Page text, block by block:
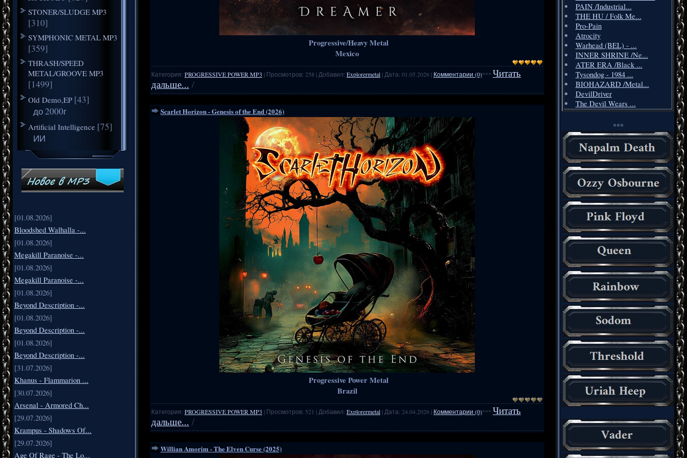
STONER/SLUDGE MP3
[310]
SYMPHONIC METAL MP3
[359]
THRASH/SPEED
METAL/GROOVE MP3
[1499]
Old Demo,EP [43]
до 2000г
Artificial Intelligence [75]
ИИ
[01.08.2026]
Bloodshed Walhalla -...
[01.08.2026]
Megakill Paranoise -...
[01.08.2026]
Megakill Paranoise -...
[01.08.2026]
Beyond Description -...
[01.08.2026]
Beyond Description -...
[01.08.2026]
Beyond Description -...
[31.07.2026]
Khanus - Flammarion ...
[30.07.2026]
Arsenal - Armored Ch...
[29.07.2026]
Krampus - Shadows Of...
[29.07.2026]
Age Of Rage - The Lo...
Progressive/Heavy Metal
Mexico
Категория: PROGRESSIVE POWER MP3 | Просмотров: 258 | Добавил: Explorermetal | Дата: 01.05.2026 | Комментарии (0)*** Читать
дальше... /
Scarlet Horizon - Genesis of the End (2026)
Progressive Power Metal
Brazil
Категория: PROGRESSIVE POWER MP3 | Просмотров: 521 | Добавил: Explorermetal | Дата: 24.04.2026 | Комментарии (0)*** Читать
дальше... /
Willian Amorim - The Elven Curse (2025)
PAIN /Industrial...
THE HU / Folk Me...
Pro-Pain
Atrocity
Warhead (BEL) - ...
INNER SHRINE /Ne...
ATER ERA /Black ...
Tysondog - 1984 ...
BIOHAZARD /Metal...
DevilDriver
The Devil Wears ...
***